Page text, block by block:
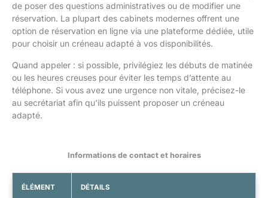
de poser des questions administratives ou de modifier une
réservation. La plupart des cabinets modernes offrent une
option de réservation en ligne via une plateforme dédiée, utile
pour choisir un créneau adapté à vos disponibilités.
Quand appeler : si possible, privilégiez les débuts de matinée
ou les heures creuses pour éviter les temps d’attente au
téléphone. Si vous avez une urgence non vitale, précisez-le
au secrétariat afin qu’ils puissent proposer un créneau
adapté.
Informations de contact et horaires
ÉLÉMENT DÉTAILS